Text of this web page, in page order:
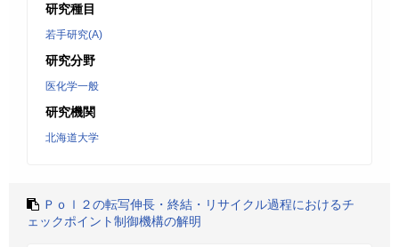
研究種目
若手研究(A)
研究分野
医化学一般
研究機関
北海道大学
Ｐｏｌ２の転写伸長・終結・リサイクル過程におけるチ
ェックポイント制御機構の解明